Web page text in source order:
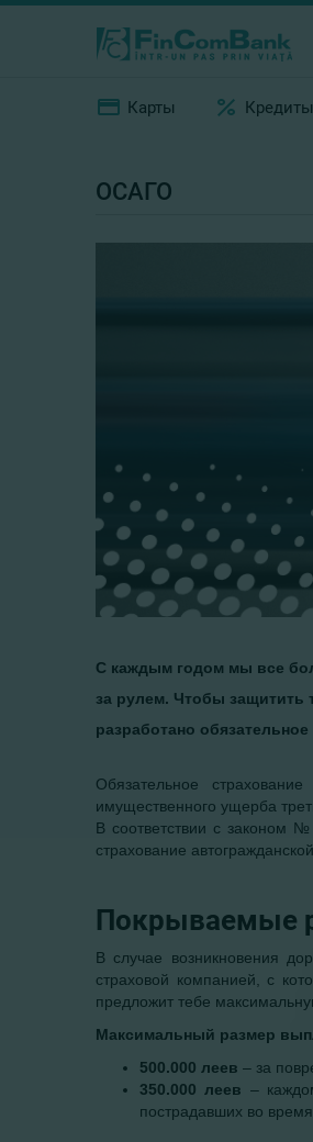
Карты Кредиты
ОСАГО
С каждым годом мы все
за рулем. Чтобы защитить
разработано
Обязательное
имущественного ущерба
В соответствии с законом
страхование
Покрываемые
В случае возникновения
страховой компанией, с
предложит тебе
Максимальный размер
500.000 леев – за
350.000 леев –
пострадавших во